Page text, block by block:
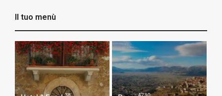
Il tuo menù